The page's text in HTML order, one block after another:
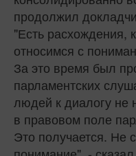
продолжил
"Есть расхождения,
относимся с
За это время был
парламентских
людей к диалогу не
в правовом поле
Это получается. Не